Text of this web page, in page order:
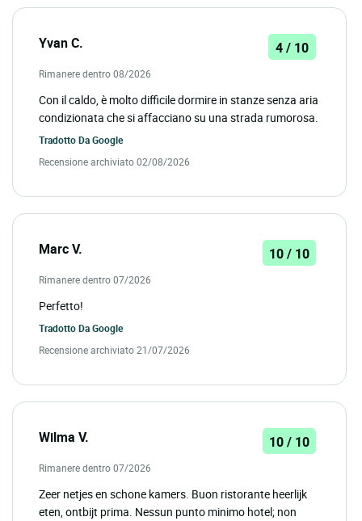
Yvan C. 4 / 10
Rimanere dentro 08/2026
Con il caldo, è molto difficile dormire in stanze senza aria
condizionata che si affacciano su una strada rumorosa.
Tradotto DaGoogle
Recensione archiviato 02/08/2026
Marc V. 10 / 10
Rimanere dentro 07/2026
Perfetto!
Tradotto DaGoogle
Recensione archiviato 21/07/2026
Wilma V. 10 / 10
Rimanere dentro 07/2026
Zeer netjes en schone kamers. Buon ristorante heerlijk
eten, ontbijt prima. Nessun punto minimo hotel; non